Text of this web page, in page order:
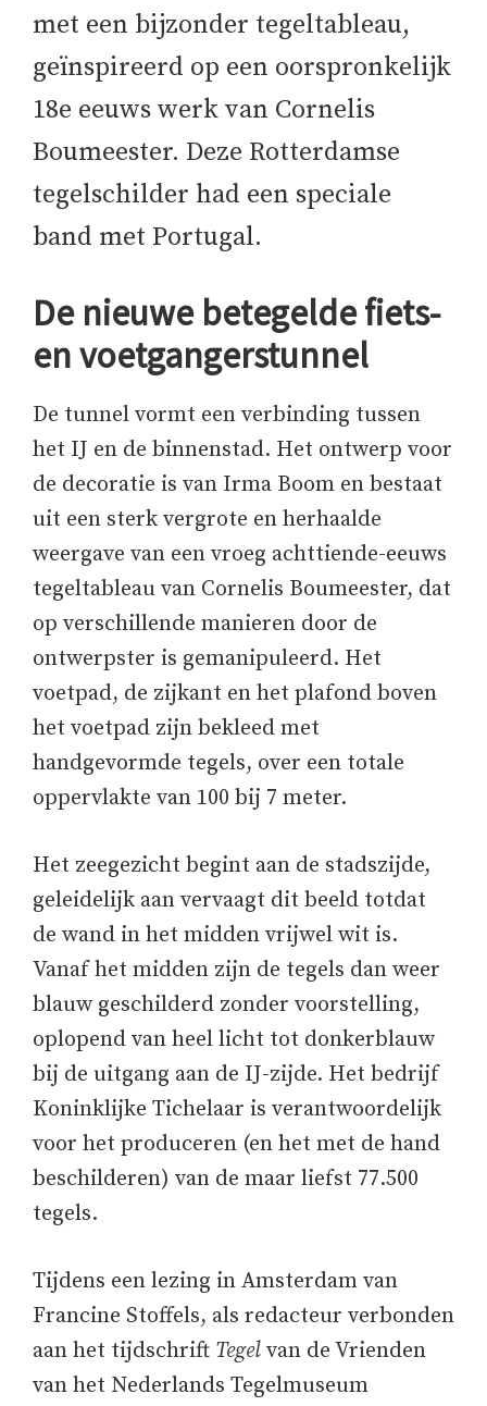
met een bijzonder tegeltableau,
geïnspireerd op een oorspronkelijk
18e eeuws werk van Cornelis
Boumeester. Deze Rotterdamse
tegelschilder had een speciale
band met Portugal.
De nieuwe betegelde fiets-
en voetgangerstunnel
De tunnel vormt een verbinding tussen
het IJ en de binnenstad. Het ontwerp voor
de decoratie is van Irma Boom en bestaat
uit een sterk vergrote en herhaalde
weergave van een vroeg achttiende-eeuws
tegeltableau van Cornelis Boumeester, dat
op verschillende manieren door de
ontwerpster is gemanipuleerd. Het
voetpad, de zijkant en het plafond boven
het voetpad zijn bekleed met
handgevormde tegels, over een totale
oppervlakte van 100 bij 7 meter.
Het zeegezicht begint aan de stadszijde,
geleidelijk aan vervaagt dit beeld totdat
de wand in het midden vrijwel wit is.
Vanaf het midden zijn de tegels dan weer
blauw geschilderd zonder voorstelling,
oplopend van heel licht tot donkerblauw
bij de uitgang aan de IJ-zijde. Het bedrijf
Koninklijke Tichelaar is verantwoordelijk
voor het produceren (en het met de hand
beschilderen) van de maar liefst 77.500
tegels.
Tijdens een lezing in Amsterdam van
Francine Stoffels, als redacteur verbonden
aan het tijdschrift Tegel van de Vrienden
van het Nederlands Tegelmuseum